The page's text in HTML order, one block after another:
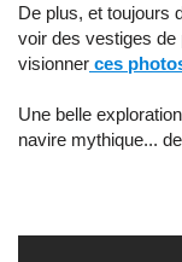
De plus, et toujours
voir des vestiges
visionner ces
Une belle
navire mythique...